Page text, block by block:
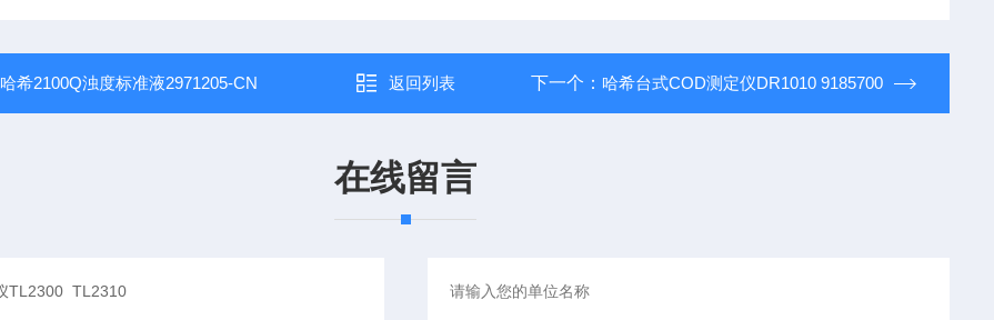
哈希2100Q浊度标准液2971205-CN 返回列表 下一个： 哈希台式COD测定仪DR1010 9185700
在线留言